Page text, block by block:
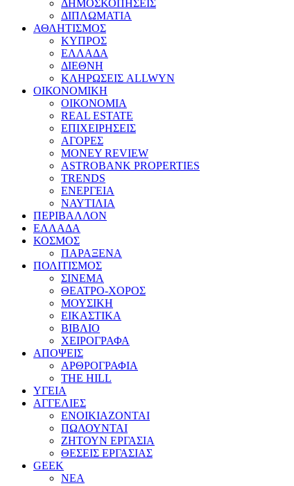
ΔΗΜΟΣΚΟΠΗΣΕΙΣ
ΔΙΠΛΩΜΑΤΙΑ
ΑΘΛΗΤΙΣΜΟΣ
ΚΥΠΡΟΣ
ΕΛΛΑΔΑ
ΔΙΕΘΝΗ
ΚΛΗΡΩΣΕΙΣ ALLWYN
ΟΙΚΟΝΟΜΙΚΗ
ΟΙΚΟΝΟΜΙΑ
REAL ESTATE
ΕΠΙΧΕΙΡΗΣΕΙΣ
ΑΓΟΡΕΣ
MONEY REVIEW
ASTROBANK PROPERTIES
TRENDS
ΕΝΕΡΓΕΙΑ
ΝΑΥΤΙΛΙΑ
ΠΕΡΙΒΑΛΛΟΝ
ΕΛΛΑΔΑ
ΚΟΣΜΟΣ
ΠΑΡΑΞΕΝΑ
ΠΟΛΙΤΙΣΜΟΣ
ΣΙΝΕΜΑ
ΘΕΑΤΡΟ-ΧΟΡΟΣ
ΜΟΥΣΙΚΗ
ΕΙΚΑΣΤΙΚΑ
ΒΙΒΛΙΟ
ΧΕΙΡΟΓΡΑΦΑ
ΑΠΟΨΕΙΣ
ΑΡΘΡΟΓΡΑΦΙΑ
THE HILL
ΥΓΕΙΑ
ΑΓΓΕΛΙΕΣ
ΕΝΟΙΚΙΑΖΟΝΤΑΙ
ΠΩΛΟΥΝΤΑΙ
ΖΗΤΟΥΝ ΕΡΓΑΣΙΑ
ΘΕΣΕΙΣ ΕΡΓΑΣΙΑΣ
GEEK
ΝΕΑ